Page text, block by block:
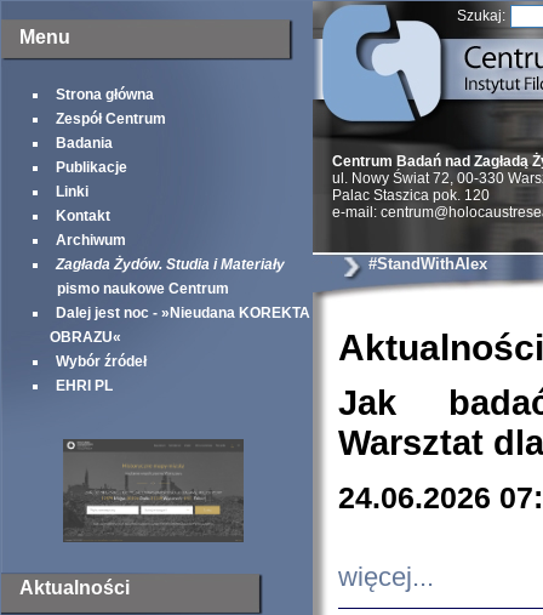
Menu
Strona główna
Zespół Centrum
Badania
Publikacje
Linki
Kontakt
Archiwum
Zagłada Żydów. Studia i Materiały
pismo naukowe Centrum
Dalej jest noc - »Nieudana KOREKTA
OBRAZU«
Wybór źródeł
EHRI PL
Aktualności
Szukaj:
Centrum Badań nad Zagładą
ul. Nowy Świat 72, 00-330
Palac Staszica pok. 120
e-mail:
#StandWithAlex
Aktualności
Jak
Warsztat
24.06.2026
więcej...